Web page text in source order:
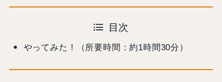
目次
やってみた！（所要時間：約1時間30分）